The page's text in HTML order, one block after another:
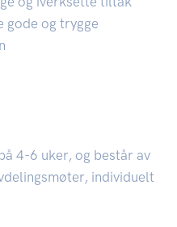
gode og trygge
4-6 uker, og består av
individuelt